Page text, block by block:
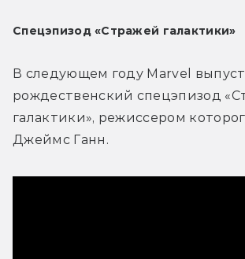
Спецэпизод «Стражей галактики»
В следующем году Marvel
рождественский спецэпизод
галактики», режиссером
Джеймс Ганн.